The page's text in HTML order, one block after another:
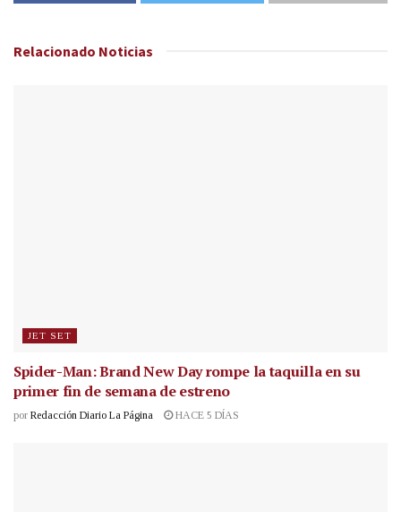
Relacionado Noticias
JET SET
Spider-Man: Brand New Day rompe la taquilla en su
primer fin de semana de estreno
por Redacción Diario La Página HACE 5 DÍAS